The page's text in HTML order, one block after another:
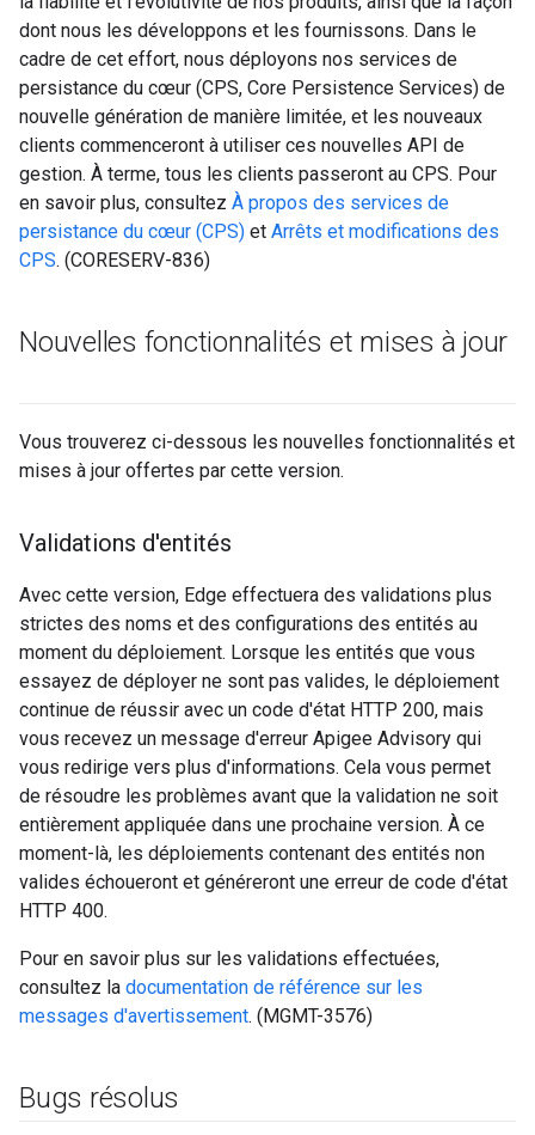
dont nous les développons et les fournissons. Dans le
cadre de cet effort, nous déployons nos services de
persistance du cœur (CPS, Core Persistence Services) de
nouvelle génération de manière limitée, et les nouveaux
clients commenceront à utiliser ces nouvelles API de
gestion. À terme, tous les clients passeront au CPS. Pour
en savoir plus, consultez À propos des services de
persistance du cœur (CPS) et Arrêts et modifications des
CPS. (CORESERV-836)
Nouvelles fonctionnalités et mises à jour
Vous trouverez ci-dessous les nouvelles fonctionnalités et
mises à jour offertes par cette version.
Validations d'entités
Avec cette version, Edge effectuera des validations plus
strictes des noms et des configurations des entités au
moment du déploiement. Lorsque les entités que vous
essayez de déployer ne sont pas valides, le déploiement
continue de réussir avec un code d'état HTTP 200, mais
vous recevez un message d'erreur Apigee Advisory qui
vous redirige vers plus d'informations. Cela vous permet
de résoudre les problèmes avant que la validation ne soit
entièrement appliquée dans une prochaine version. À ce
moment-là, les déploiements contenant des entités non
valides échoueront et généreront une erreur de code d'état
HTTP 400.
Pour en savoir plus sur les validations effectuées,
consultez la documentation de référence sur les
messages d'avertissement. (MGMT-3576)
Bugs résolus